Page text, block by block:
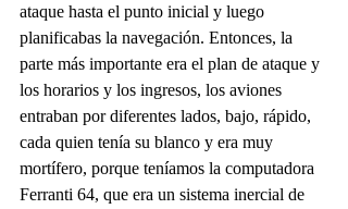
ataque hasta el punto inicial y luego
planificabas la navegación. Entonces, la
parte más importante era el plan de ataque y
los horarios y los ingresos, los aviones
entraban por diferentes lados, bajo, rápido,
cada quien tenía su blanco y era muy
mortífero, porque teníamos la computadora
Ferranti 64, que era un sistema inercial de